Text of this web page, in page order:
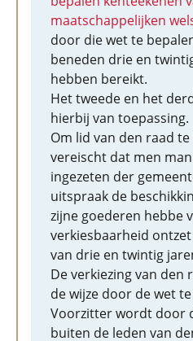
maatschappelijken
door die wet te
beneden drie en
hebben bereikt.
Het tweede en het
hierbij van toepassing.
Om lid van den raad
vereischt dat men
ingezeten der
uitspraak de
zijne goederen hebbe
verkiesbaarheid
van drie en twintig
De verkiezing van den
de wijze door de wet
Voorzitter wordt door
buiten de leden van